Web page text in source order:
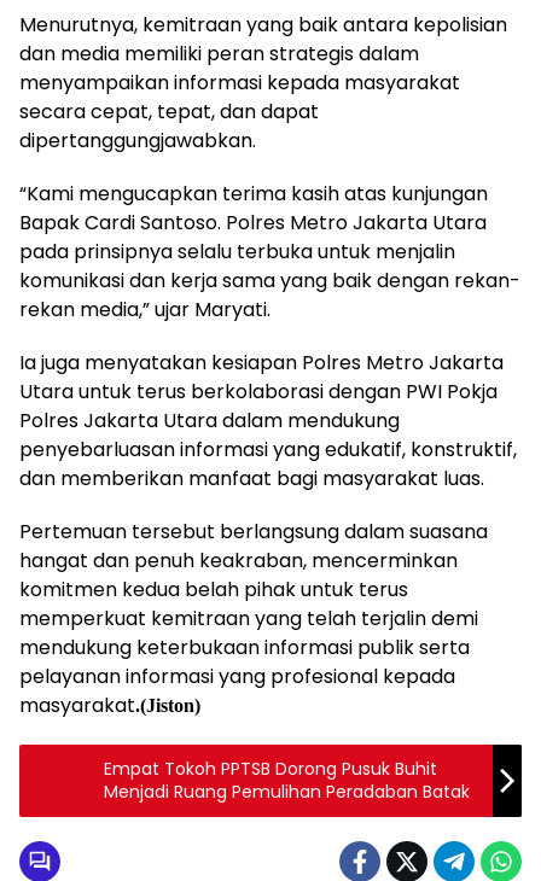
Menurutnya, kemitraan yang baik antara kepolisian
dan media memiliki peran strategis dalam
menyampaikan informasi kepada masyarakat
secara cepat, tepat, dan dapat
dipertanggungjawabkan.
“Kami mengucapkan terima kasih atas kunjungan
Bapak Cardi Santoso. Polres Metro Jakarta Utara
pada prinsipnya selalu terbuka untuk menjalin
komunikasi dan kerja sama yang baik dengan rekan-
rekan media,” ujar Maryati.
Ia juga menyatakan kesiapan Polres Metro Jakarta
Utara untuk terus berkolaborasi dengan PWI Pokja
Polres Jakarta Utara dalam mendukung
penyebarluasan informasi yang edukatif, konstruktif,
dan memberikan manfaat bagi masyarakat luas.
Pertemuan tersebut berlangsung dalam suasana
hangat dan penuh keakraban, mencerminkan
komitmen kedua belah pihak untuk terus
memperkuat kemitraan yang telah terjalin demi
mendukung keterbukaan informasi publik serta
pelayanan informasi yang profesional kepada
masyarakat.(Jiston)
Empat Tokoh PPTSB Dorong Pusuk Buhit
Menjadi Ruang Pemulihan Peradaban Batak